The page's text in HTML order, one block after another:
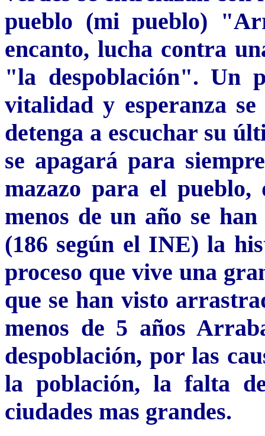
pueblo (mi pueblo)
encanto, lucha contra
"la despoblación". Un
vitalidad y esperanza se
detenga a escuchar su
se apagará para
mazazo para el pueblo,
menos de un año se
(186 según el INE) la
proceso que vive una
que se han visto
menos de 5 años
despoblación, por las
la población, la falta
ciudades mas grandes.